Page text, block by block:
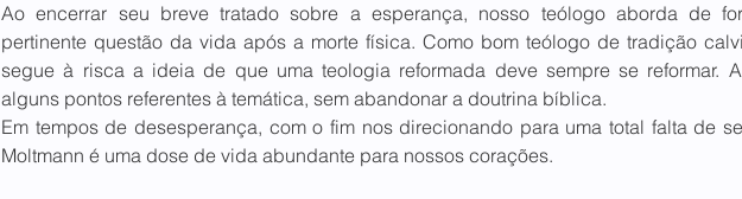
Ao encerrar seu breve tratado sobre a esperança, nosso teólogo aborda de
pertinente questão da vida após a morte física. Como bom teólogo de tradição
segue à risca a ideia de que uma teologia reformada deve sempre se reformar.
alguns pontos referentes à temática, sem abandonar a doutrina bíblica.
Em tempos de desesperança, com o fim nos direcionando para uma total falta de
Moltmann é uma dose de vida abundante para nossos corações.